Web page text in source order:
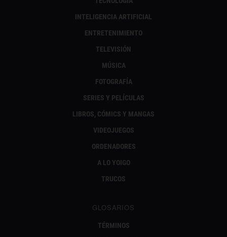
INTELIGENCIA ARTIFICIAL
ENTRETENIMIENTO
TELEVISIÓN
MÚSICA
FOTOGRAFÍA
SERIES Y PELÍCULAS
LIBROS, CÓMICS Y MANGAS
VIDEOJUEGOS
ORDENADORES
A LO YOIGO
TRUCOS
GLOSARIOS
TÉRMINOS